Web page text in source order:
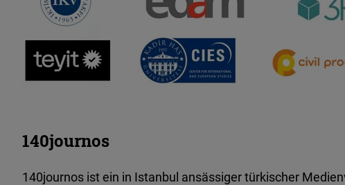
140journos
140journos ist ein in Istanbul ansässiger türkischer